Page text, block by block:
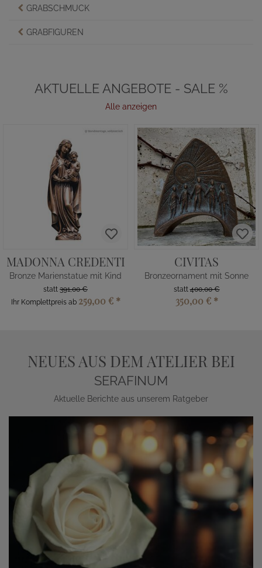
GRABSCHMUCK
GRABFIGUREN
AKTUELLE ANGEBOTE - SALE %
Alle anzeigen
MADONNA CREDENTI
Bronze Marienstatue mit Kind
statt 391,00 €
Ihr Komplettpreis ab 259,00 € *
CIVITAS
Bronzeornament mit Sonne
statt400,00 €
350,00 € *
NEUES AUS DEM ATELIER BEI
SERAFINUM
Aktuelle Berichte aus unserem Ratgeber